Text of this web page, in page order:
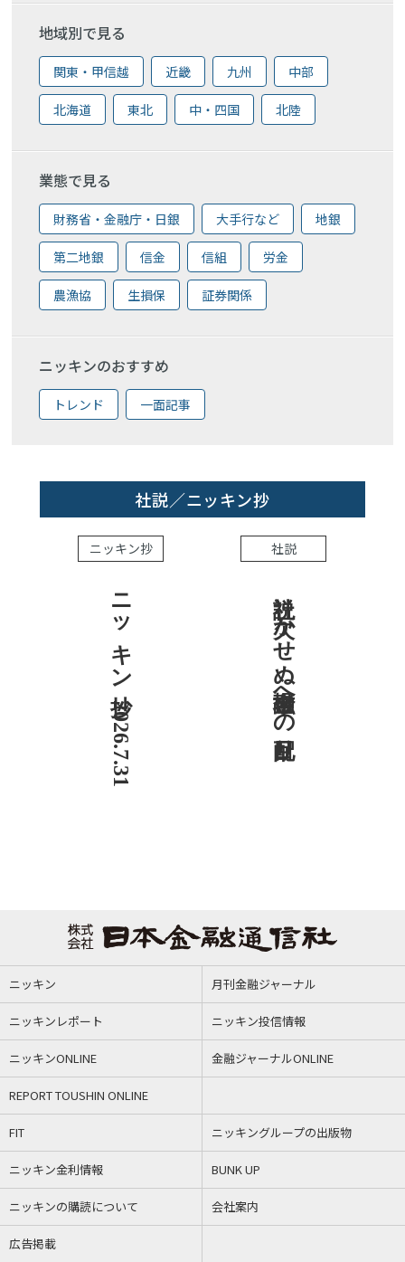
地域別で見る
関東・甲信越 近畿 九州 中部
北海道 東北 中・四国 北陸
業態で見る
財務省・金融庁・日銀 大手行など 地銀
第二地銀 信金 信組 労金
農漁協 生損保 証券関係
ニッキンのおすすめ
トレンド 一面記事
社説／ニッキン抄
ニッキン抄
ニッキン抄 2026.7.31
社説
社説 欠かせぬ金融市場への目配り
ニッキン 月刊金融ジャーナル
ニッキンレポート ニッキン投信情報
ニッキンONLINE 金融ジャーナルONLINE
REPORT TOUSHIN ONLINE
FIT ニッキングループの出版物
ニッキン金利情報 BUNK UP
ニッキンの購読について 会社案内
広告掲載